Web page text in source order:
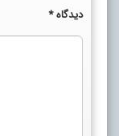
دیدگاه*